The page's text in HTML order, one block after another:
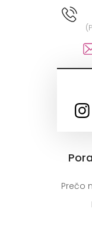
Prečo